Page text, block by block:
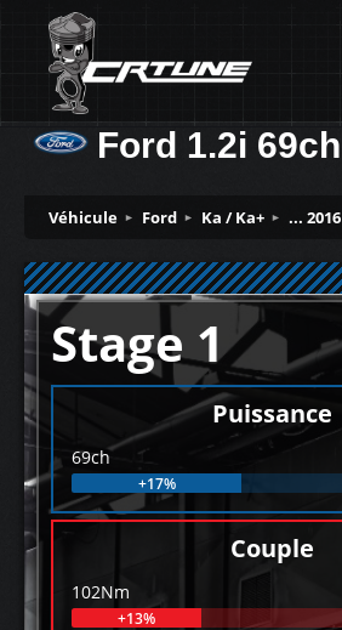
Ford 1.2i 69ch
Véhicule Ford Ka / Ka+ ... 2016
Stage 1
Puissance
69ch
+17%
Couple
102Nm
+13%